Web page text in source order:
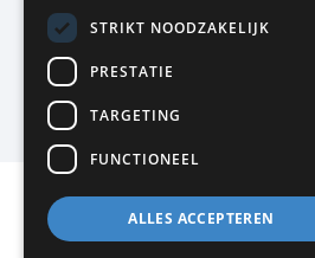
020-617 01 26
info@kmpkantoormeubilair.nl
Facebook
Instagram
KMP Kantoormeubilair levert aan
GENOEMDE PRIJZEN ZIJN EXCL.
Montagekosten op aanvraag. Aan deze
worden ontleend. KMP
STRIKT NOODZAKELIJK
PRESTATIE
TARGETING
FUNCTIONEEL
ALLES ACCEPTEREN